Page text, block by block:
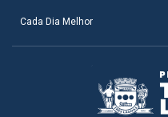
Cada Dia Melhor